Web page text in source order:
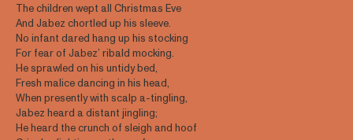
The children wept all Christmas Eve
And Jabez chortled up his sleeve.
No infant dared hang up his stocking
For fear of Jabez’ ribald mocking.
He sprawled on his untidy bed,
Fresh malice dancing in his head,
When presently with scalp a-tingling,
Jabez heard a distant jingling;
He heard the crunch of sleigh and hoof